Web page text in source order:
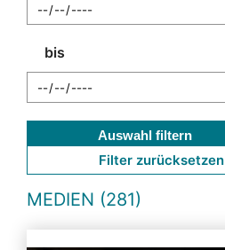
bis
Auswahl filtern
Filter zurücksetzen
MEDIEN (281)